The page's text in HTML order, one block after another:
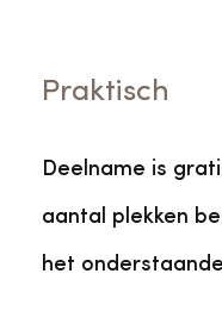
Praktisch
Deelname is
aantal plekken
het